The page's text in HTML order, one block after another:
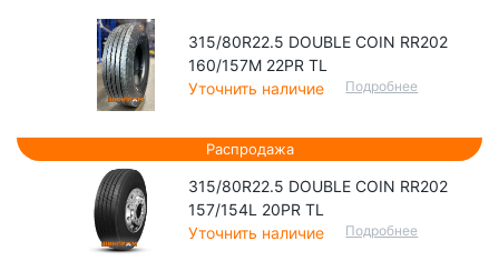
315/80R22.5 DOUBLE COIN RR202
160/157M 22PR TL
Уточнить наличие
Подробнее
Распродажа
315/80R22.5 DOUBLE COIN RR202
157/154L 20PR TL
Уточнить наличие
Подробнее